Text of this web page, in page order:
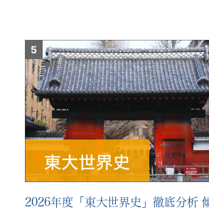
2026年度「東大世界史」徹底分析